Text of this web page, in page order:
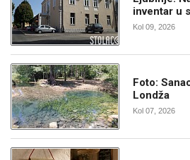
inventar u
Kol 09, 2026
Foto:
Londža
Kol 07, 2026